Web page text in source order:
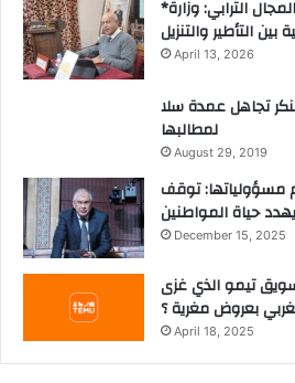
*الرؤية الملكية في هندسة المجال الترابي: وزارة
بين التأطير والتنزيل
April 13, 2026
تجاهل عمدة سلا
لمطالبها
August 29, 2019
مسؤولياتها: توقف
حياة المواطنين
December 15, 2025
تيمو الذي غزى
بعروض مغرية ؟
April 18, 2025